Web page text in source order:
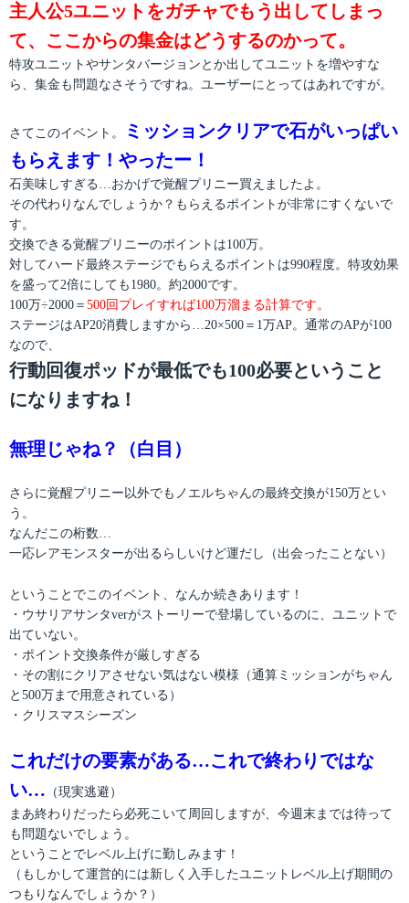
主人公5ユニットをガチャでもう出してしまっ
て、ここからの集金はどうするのかって。
特攻ユニットやサンタバージョンとか出してユニットを増やすな
ら、集金も問題なさそうですね。ユーザーにとってはあれですが。
さてこのイベント。
ミッションクリアで石がいっぱい
もらえます！やったー！
石美味しすぎる…おかげで覚醒プリニー買えましたよ。
その代わりなんでしょうか？もらえるポイントが非常にすくないで
す。
交換できる覚醒プリニーのポイントは100万。
対してハード最終ステージでもらえるポイントは990程度。特攻効果
を盛って2倍にしても1980。約2000です。
100万÷2000＝ 500回プレイすれば100万溜まる計算です。
ステージはAP20消費しますから…20×500＝1万AP。通常のAPが100
なので、
行動回復ポッドが最低でも100必要ということ
になりますね！
無理じゃね？（白目）
さらに覚醒プリニー以外でもノエルちゃんの最終交換が150万とい
う。
なんだこの桁数…
一応レアモンスターが出るらしいけど運だし（出会ったことない）
ということでこのイベント、なんか続きあります！
・ウサリアサンタverがストーリーで登場しているのに、ユニットで
出ていない。
・ポイント交換条件が厳しすぎる
・その割にクリアさせない気はない模様（通算ミッションがちゃん
と500万まで用意されている）
・クリスマスシーズン
これだけの要素がある…これで終わりではな
い… （現実逃避）
まあ終わりだったら必死こいて周回しますが、今週末までは待って
も問題ないでしょう。
ということでレベル上げに勤しみます！
（もしかして運営的には新しく入手したユニットレベル上げ期間の
つもりなんでしょうか？）